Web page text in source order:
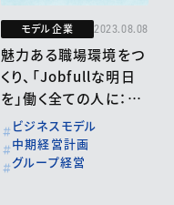
モデル企業 2023.08.08
魅力ある職場環境をつ
くり、「Jobfullな明日
を」働く全ての人に：ジ
ャパンクリエイトグルー
プ
ビジネスモデル
中期経営計画
グループ経営